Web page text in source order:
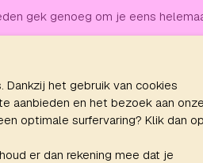
gek genoeg om je eens
het gebruik van cookies
aanbieden en het bezoek aan onze
optimale surfervaring? Klik dan op
er dan rekening mee dat je